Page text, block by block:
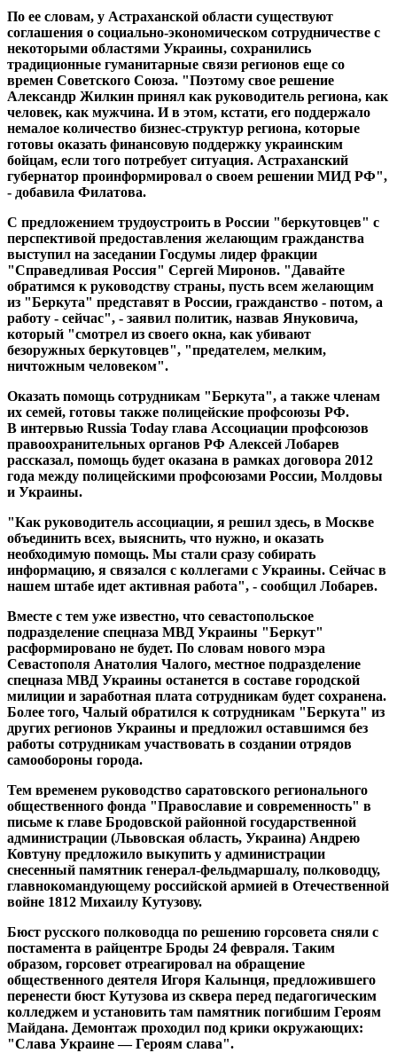
По ее словам, у Астраханской области существуют
соглашения о социально-экономическом сотрудничестве с
некоторыми областями Украины, сохранились
традиционные гуманитарные связи регионов еще со
времен Советского Союза. "Поэтому свое решение
Александр Жилкин принял как руководитель региона, как
человек, как мужчина. И в этом, кстати, его поддержало
немалое количество бизнес-структур региона, которые
готовы оказать финансовую поддержку украинским
бойцам, если того потребует ситуация. Астраханский
губернатор проинформировал о своем решении МИД РФ",
- добавила Филатова.
С предложением трудоустроить в России "беркутовцев" с
перспективой предоставления желающим гражданства
выступил на заседании Госдумы лидер фракции
"Справедливая Россия" Сергей Миронов. "Давайте
обратимся к руководству страны, пусть всем желающим
из "Беркута" представят в России, гражданство - потом, а
работу - сейчас", - заявил политик, назвав Януковича,
который "смотрел из своего окна, как убивают
безоружных беркутовцев", "предателем, мелким,
ничтожным человеком".
Оказать помощь сотрудникам "Беркута", а также членам
их семей, готовы также полицейские профсоюзы РФ.
В интервью Russia Today глава Ассоциации профсоюзов
правоохранительных органов РФ Алексей Лобарев
рассказал, помощь будет оказана в рамках договора 2012
года между полицейскими профсоюзами России, Молдовы
и Украины.
"Как руководитель ассоциации, я решил здесь, в Москве
объединить всех, выяснить, что нужно, и оказать
необходимую помощь. Мы стали сразу собирать
информацию, я связался с коллегами с Украины. Сейчас в
нашем штабе идет активная работа", - сообщил Лобарев.
Вместе с тем уже известно, что севастопольское
подразделение спецназа МВД Украины "Беркут"
расформировано не будет. По словам нового мэра
Севастополя Анатолия Чалого, местное подразделение
спецназа МВД Украины останется в составе городской
милиции и заработная плата сотрудникам будет сохранена.
Более того, Чалый обратился к сотрудникам "Беркута" из
других регионов Украины и предложил оставшимся без
работы сотрудникам участвовать в создании отрядов
самообороны города.
Тем временем руководство саратовского регионального
общественного фонда "Православие и современность" в
письме к главе Бродовской районной государственной
администрации (Львовская область, Украина) Андрею
Ковтуну предложило выкупить у администрации
снесенный памятник генерал-фельдмаршалу, полководцу,
главнокомандующему российской армией в Отечественной
войне 1812 Михаилу Кутузову.
Бюст русского полководца по решению горсовета сняли с
постамента в райцентре Броды 24 февраля. Таким
образом, горсовет отреагировал на обращение
общественного деятеля Игоря Калынця, предложившего
перенести бюст Кутузова из сквера перед педагогическим
колледжем и установить там памятник погибшим Героям
Майдана. Демонтаж проходил под крики окружающих:
"Слава Украине — Героям слава".